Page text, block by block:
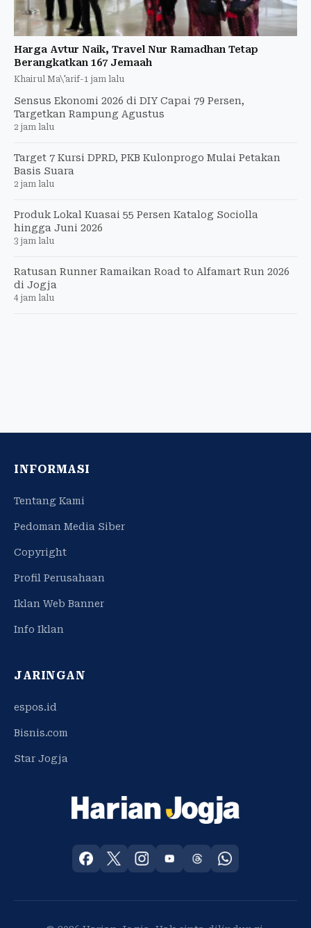
Harga Avtur Naik, Travel Nur Ramadhan Tetap
Berangkatkan 167 Jemaah
Khairul Ma\'arif-1 jam lalu
Sensus Ekonomi 2026 di DIY Capai 79 Persen,
Targetkan Rampung Agustus
2 jam lalu
Target 7 Kursi DPRD, PKB Kulonprogo Mulai Petakan
Basis Suara
2 jam lalu
Produk Lokal Kuasai 55 Persen Katalog Sociolla
hingga Juni 2026
3 jam lalu
Ratusan Runner Ramaikan Road to Alfamart Run 2026
di Jogja
4 jam lalu
INFORMASI
Tentang Kami
Pedoman Media Siber
Copyright
Profil Perusahaan
Iklan Web Banner
Info Iklan
JARINGAN
espos.id
Bisnis.com
Star Jogja